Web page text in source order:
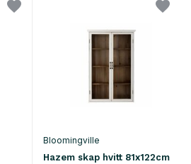
Bloomingville
Hazem skap hvitt 81x122cm